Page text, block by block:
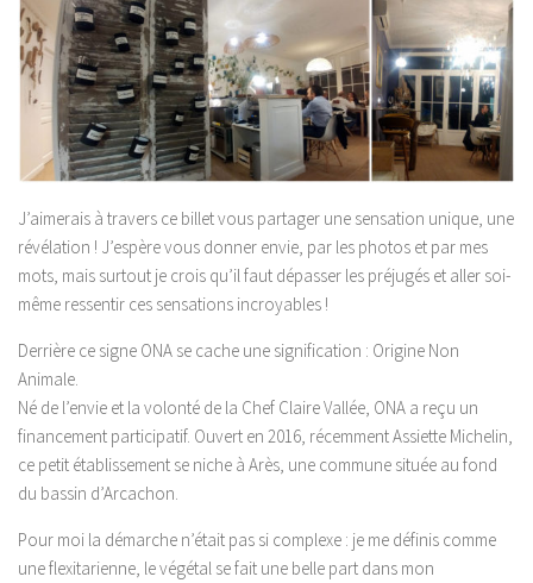
J’aimerais à travers ce billet vous partager une sensation unique, une
révélation ! J’espère vous donner envie, par les photos et par mes
mots, mais surtout je crois qu’il faut dépasser les préjugés et aller soi-
même ressentir ces sensations incroyables !
Derrière ce signe ONA se cache une signification : Origine Non
Animale.
Né de l’envie et la volonté de la Chef Claire Vallée, ONA a reçu un
financement participatif. Ouvert en 2016, récemment Assiette Michelin,
ce petit établissement se niche à Arès, une commune située au fond
du bassin d’Arcachon.
Pour moi la démarche n’était pas si complexe : je me définis comme
une flexitarienne, le végétal se fait une belle part dans mon